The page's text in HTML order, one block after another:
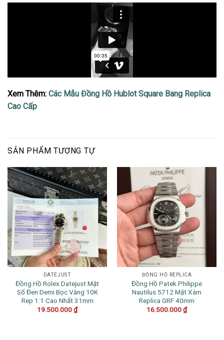
Xem Thêm: Các Mẫu Đồng Hồ Hublot Square Bang Replica
Cao Cấp
SẢN PHẨM TƯƠNG TỰ
DATEJUST
Đồng Hồ Rolex Datejust Mặt
Số Đen Demi Bọc Vàng 10K
Rep 1:1 Cao Nhất 31mm
19.500.000₫
ĐỒNG HỒ REPLICA
Đồng Hồ Patek Philippe
Nautilus 5712 Mặt Xám
Replica GRF 40mm
16.500.000₫